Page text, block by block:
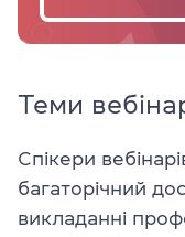
Теми
Спікери
багаторічний
викладанні